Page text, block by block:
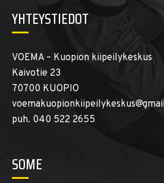
YHTEYSTIEDOT
VOEMA – Kuopion kiipeilykeskus
Kaivotie 23
70700 KUOPIO
puh. 040 522 2655
SOME